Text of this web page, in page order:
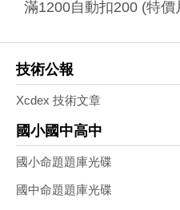
滿1200自動扣200 (特
技術公報
Xcdex 技術文章
國小國中高中
國小命題題庫光碟
國中命題題庫光碟